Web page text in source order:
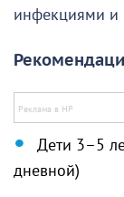
инфекциями и
Дети 3–5
дневной)